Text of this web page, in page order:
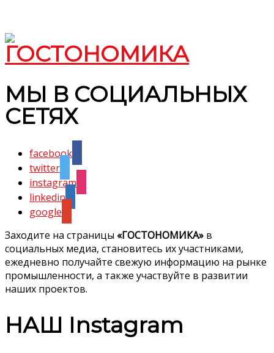
МЫ В СОЦИАЛЬНЫХ
СЕТЯХ
facebook
twitter
instagram
linkedin
google
Заходите на страницы «ГОСТОНОМИКА» в
социальных медиа, становитесь их участниками,
ежедневно получайте свежую информацию на рынке
промышленности, а также участвуйте в развитии
наших проектов.
НАШ Instagram